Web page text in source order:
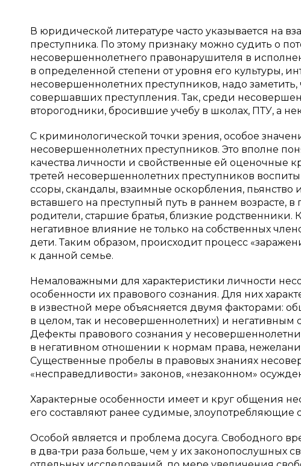
В юридической литературе часто указывается на
преступника. По этому признаку можно судить о
несовершеннолетнего правонарушителя в
в определенной степени от уровня его культуры,
несовершеннолетних преступников, надо
совершавших преступления. Так, среди
второгодники, бросившие учебу в школах, ПТУ, а
С криминологической точки зрения, особое
несовершеннолетних преступников. Это вполне
качества личности и свойственные ей оценочные
третей несовершеннолетних преступников
ссоры, скандалы, взаимные оскорбления, пьянство
вставшего на преступный путь в раннем возрасте,
родители, старшие братья, близкие родственники.
негативное влияние не только на собственных
дети. Таким образом, происходит процесс
к данной семье.
Немаловажными для характеристики личности
особенности их правового сознания. Для них
в известной мере объясняется двумя факторами:
в целом, так и несовершеннолетних) и
Дефекты правового сознания у
в негативном отношении к нормам права,
Существенные пробелы в правовых знаниях
«несправедливости» законов, «незаконном»
Характерные особенности имеет и круг общения
его составляют ранее судимые,
Особой является и проблема досуга. Свободного
в два-три раза больше, чем у их законопослушных